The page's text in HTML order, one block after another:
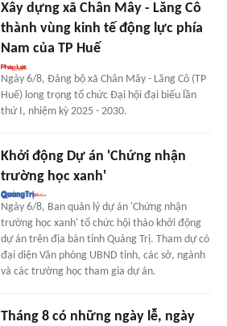
Xây dựng xã Chân Mây - Lăng Cô
thành vùng kinh tế động lực phía
Nam của TP Huế
Ngày 6/8, Đảng bộ xã Chân Mây - Lăng Cô (TP
Huế) long trọng tổ chức Đại hội đại biểu lần
thứ I, nhiệm kỳ 2025 - 2030.
Khởi động Dự án 'Chứng nhận
trường học xanh'
Ngày 6/8, Ban quản lý dự án 'Chứng nhận
trường học xanh' tổ chức hội thảo khởi động
dự án trên địa bàn tỉnh Quảng Trị. Tham dự có
đại diện Văn phòng UBND tỉnh, các sở, ngành
và các trường học tham gia dự án.
Tháng 8 có những ngày lễ, ngày